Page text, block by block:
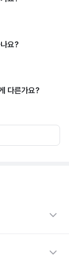
요?
다른가요?